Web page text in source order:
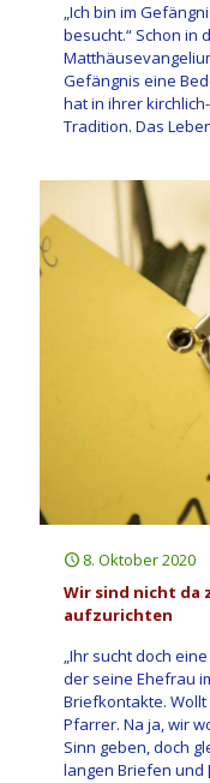
„Ich bin im
besucht.“ Schon in
Gefängnis eine
hat in ihrer
Tradition. Das
8. Oktober 2020
Wir sind nicht da
aufzurichten
„Ihr sucht doch
der seine Ehefrau
Briefkontakte.
Pfarrer. Na ja, wir
Sinn geben, doch
langen Briefen und